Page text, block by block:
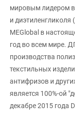
мировым лидером
и
MEGlobal в
год во всем мире.
производства
текстильных
антифризов и
является 100%-ой
декабре 2015 года